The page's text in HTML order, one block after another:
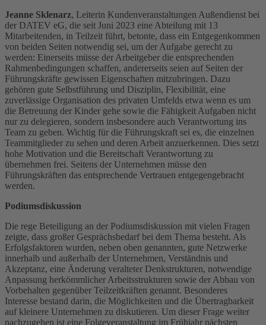
Jeanne Sklenarz, Leiterin Kundenveranstaltungen Außendienst bei
der DATEV eG, die seit Juni 2023 eine Abteilung mit 13
Mitarbeitenden, in Teilzeit führt, betonte, dass ein Entgegenkommen
von beiden Seiten notwendig sei, um der Aufgabe gerecht zu
werden: Einerseits müsse der Arbeitgeber die entsprechenden
Rahmenbedingungen schaffen, andererseits seien auf Seiten der
Führungskräfte gewissen Eigenschaften mitzubringen. Dazu
gehören gute Selbstführung und Disziplin, Flexibilität, eine
zuverlässige Organisation des privaten Umfelds etwa wenn es um
die Betreuung der Kinder gehe sowie die Fähigkeit Aufgaben nicht
nur zu delegieren, sondern insbesondere auch Verantwortung ins
Team zu geben. Wichtig für die Führungskraft sei es, die einzelnen
Teammitglieder zu sehen und deren Arbeit anzuerkennen. Dies setzt
hohe Motivation und die Bereitschaft Verantwortung zu
übernehmen frei. Seitens der Unternehmen müsse den
Führungskräften das entsprechende Vertrauen entgegengebracht
werden.
Podiumsdiskussion
Die rege Beteiligung an der Podiumsdiskussion mit vielen Fragen
zeigte, dass großer Gesprächsbedarf bei dem Thema besteht. Als
Erfolgsfaktoren wurden, neben oben genannten, gute Netzwerke
innerhalb und außerhalb der Unternehmen, Verständnis und
Akzeptanz, eine Änderung veralteter Denkstrukturen, notwendige
Anpassung herkömmlicher Arbeitsstrukturen sowie der Abbau von
Vorbehalten gegenüber Teilzeitkräften genannt. Besonderes
Interesse bestand darin, die Möglichkeiten und die Übertragbarkeit
auf kleinere Unternehmen zu diskutieren. Um dieser Frage weiter
nachzugehen ist eine Folgeveranstaltung im Frühjahr nächsten